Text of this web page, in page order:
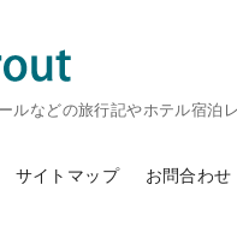
などの旅行記やホテル宿泊
サイトマップ お問合わせ